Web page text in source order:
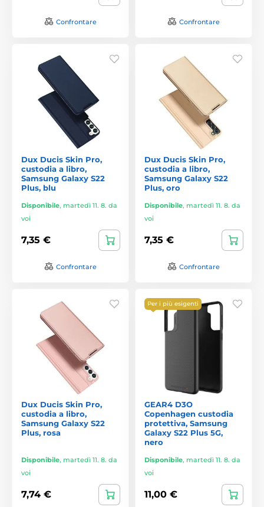
Confrontare Confrontare
Dux Ducis Skin Pro,
custodia a libro,
Samsung Galaxy S22
Plus, blu
Disponibile, martedì 11. 8. da
voi
7,35 €
Confrontare
Dux Ducis Skin Pro,
custodia a libro,
Samsung Galaxy S22
Plus, oro
Disponibile, martedì 11. 8. da
voi
7,35 €
Confrontare
Dux Ducis Skin Pro,
custodia a libro,
Samsung Galaxy S22
Plus, rosa
Disponibile, martedì 11. 8. da
voi
7,74 €
Per i più esigenti
GEAR4 D3O
Copenhagen custodia
protettiva, Samsung
Galaxy S22 Plus 5G,
nero
Disponibile, martedì 11. 8. da
voi
11,00 €